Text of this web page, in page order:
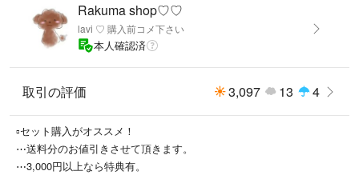
さらに、食物繊維や美容成分もたっぷり配合し、キレイのための栄養バラ
ンスを追求しました。
今の食事にプラスするだけでダイエット中・後の美容コンディションをサ
ポートします。
Rakuma shop♡♡
lavi ♡ 購入前コメ下さい
本人確認済
取引の評価 3,097 13 4
▫セット購入がオススメ！
⋯送料分のお値引きさせて頂きます。
⋯3,000円以上なら特典有。